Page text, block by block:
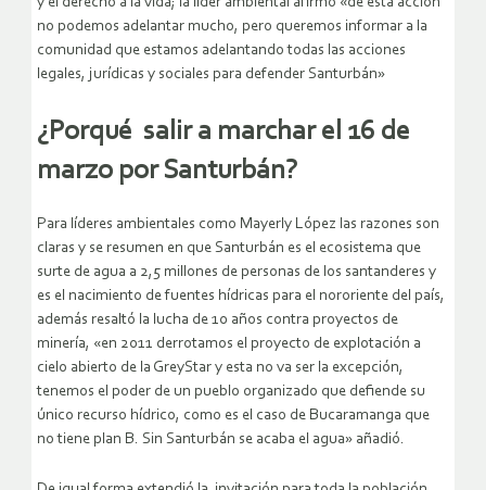
no podemos adelantar mucho, pero queremos informar a la
comunidad que estamos adelantando todas las acciones
legales, jurídicas y sociales para defender Santurbán»
¿Porqué salir a marchar el 16 de
marzo por Santurbán?
Para líderes ambientales como Mayerly López las razones son
claras y se resumen en que Santurbán es el ecosistema que
surte de agua a 2,5 millones de personas de los santanderes y
es el nacimiento de fuentes hídricas para el nororiente del país,
además resaltó la lucha de 10 años contra proyectos de
minería, «en 2011 derrotamos el proyecto de explotación a
cielo abierto de la GreyStar y esta no va ser la excepción,
tenemos el poder de un pueblo organizado que defiende su
único recurso hídrico, como es el caso de Bucaramanga que
no tiene plan B. Sin Santurbán se acaba el agua» añadió.